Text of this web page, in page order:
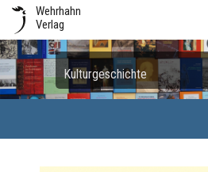
Wehrhahn
Verlag
Kulturgeschichte